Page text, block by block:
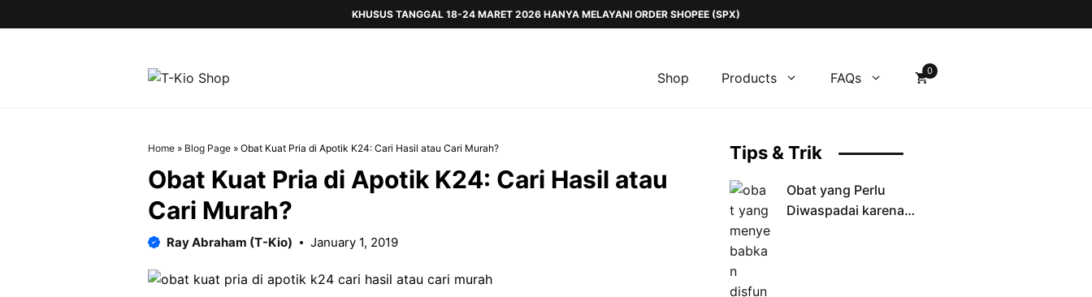
to
KHUSUS TANGGAL 18-24 MARET 2026 HANYA MELAYANI ORDER SHOPEE (SPX)
Shop Products FAQs 0
Home » Blog Page » Obat Kuat Pria di Apotik K24: Cari Hasil atau Cari Murah?
Obat Kuat Pria di Apotik K24: Cari Hasil atau
Cari Murah?
Ray Abraham (T-Kio) January 1, 2019
Tips & Trik
Obat yang Perlu
Diwaspadai karena